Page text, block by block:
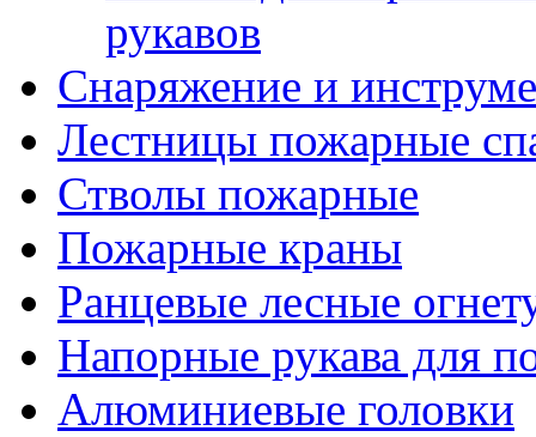
рукавов
Снаряжение и
Лестницы пожарные
Стволы пожарные
Пожарные краны
Ранцевые лесные
Напорные рукава для
Алюминиевые головки